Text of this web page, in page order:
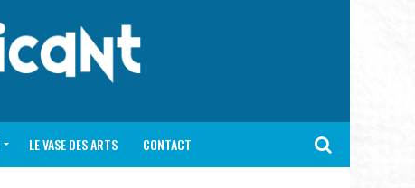
LE VASE DES ARTS CONTACT